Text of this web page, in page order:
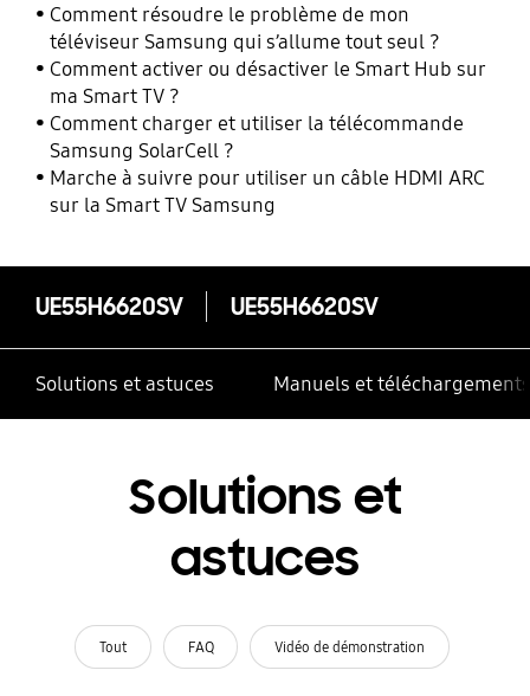
Comment résoudre le problème de mon
téléviseur Samsung qui s’allume tout seul ?
Comment activer ou désactiver le Smart Hub sur
ma Smart TV ?
Comment charger et utiliser la télécommande
Samsung SolarCell ?
Marche à suivre pour utiliser un câble HDMI ARC
sur la Smart TV Samsung
UE55H6620SV UE55H6620SV
Solutions et astuces Manuels et téléchargements
Solutions et
astuces
Tout FAQ Vidéo de démonstration